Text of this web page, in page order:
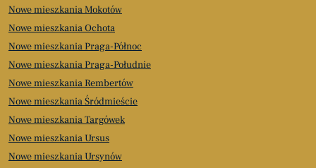
Nowe mieszkania Mokotów
Nowe mieszkania Ochota
Nowe mieszkania Praga-Północ
Nowe mieszkania Praga-Południe
Nowe mieszkania Rembertów
Nowe mieszkania Śródmieście
Nowe mieszkania Targówek
Nowe mieszkania Ursus
Nowe mieszkania Ursynów